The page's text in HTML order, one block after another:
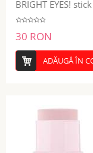
BRIGHT EYES!
30 RON
ADĂUGĂ ÎN